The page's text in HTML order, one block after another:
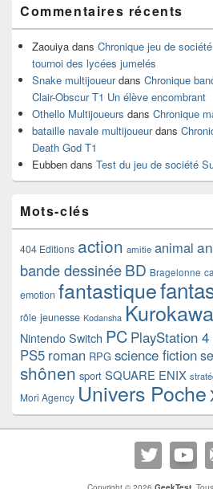
Commentaires récents
Zaouiya dans Chronique jeu de
tournoi des lycées jumelés
Snake multijoueurdans Chronique
Clair-Obscur T1 Un élève encombrant
Othello Multijoueurs dans Chronique
bataille navale multijoueurdans
Death God T1
Eubben dans Test du jeu de société
Mots-clés
404 Editions action amitie animal
bande dessinéeBD Bragelonne
emotion fantastique
rôle jeunesse Kodansha Kurokawa
Nintendo Switch PC PlayStation 4
PS5 roman RPG science fiction
shônen sport SQUARE ENIX
Mori Agency Univers Poche